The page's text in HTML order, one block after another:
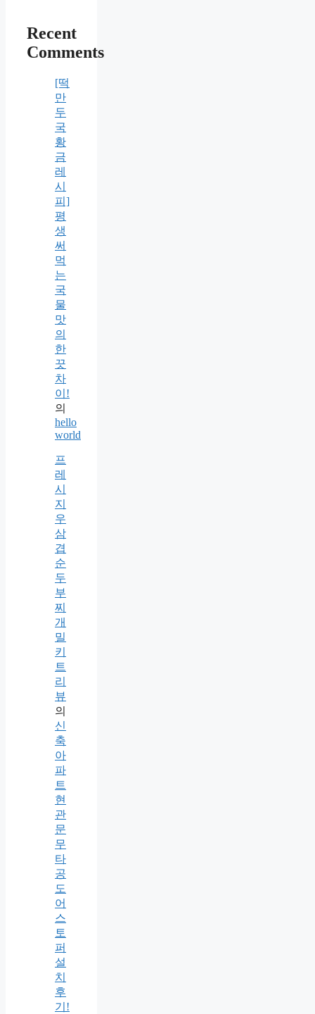
Recent
Comments
[떡
만
두
국
황
금
레
시
피]
평
생
써
먹
는
국
물
맛
의
한
끗
차
이!
의
hello
world
프
레
시
지
우
삼
겹
순
두
부
찌
개
밀
키
트
리
뷰
의
신
축
아
파
트
현
관
문
무
타
공
도
어
스
토
퍼
설
치
후
기!